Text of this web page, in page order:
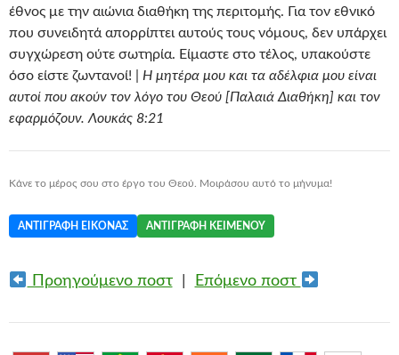
έθνος με την αιώνια διαθήκη της περιτομής. Για τον εθνικό
που συνειδητά απορρίπτει αυτούς τους νόμους, δεν υπάρχει
συγχώρεση ούτε σωτηρία. Είμαστε στο τέλος, υπακούστε
όσο είστε ζωντανοί! | Η μητέρα μου και τα αδέλφια μου είναι
αυτοί που ακούν τον λόγο του Θεού [Παλαιά Διαθήκη] και τον
εφαρμόζουν. Λουκάς 8:21
Κάνε το μέρος σου στο έργο του Θεού. Μοιράσου αυτό το μήνυμα!
ΑΝΤΙΓΡΑΦΉ ΕΙΚΌΝΑΣ ΑΝΤΙΓΡΑΦΉ ΚΕΙΜΈΝΟΥ
Προηγούμενο ποστ| Επόμενο ποστ